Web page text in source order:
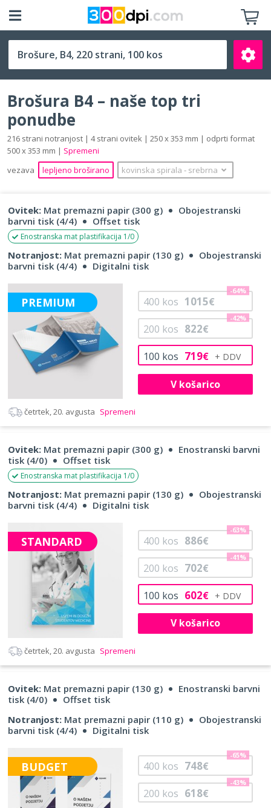
B4 (250 x 353 mm)
Išči
Brošura B4 – naše top tri
ponudbe
216 strani notranjost | 4 strani ovitek | 250 x 353 mm | odprti format
500 x 353 mm | Spremeni
vezava
lepljeno broširano kovinska spirala ‐ srebrna
Ovitek: Mat premazni papir (300 g)
Obojestranski
barvni tisk (4/4)
Offset tisk
Enostranska mat plastifikacija 1/0
Notranjost: Mat premazni papir (130 g)
Obojestranski
barvni tisk (4/4)
Digitalni tisk
PREMIUM
100 kos 719€
200 kos 822€
-42%
400 kos 1015€
-64%
V košarico
četrtek, 20. avgusta Spremeni
Ovitek: Mat premazni papir (300 g)
Enostranski barvni
tisk (4/0)
Offset tisk
Enostranska mat plastifikacija 1/0
Notranjost: Mat premazni papir (130 g)
Obojestranski
barvni tisk (4/4)
Digitalni tisk
STANDARD
100 kos 602€
200 kos 702€
-41%
400 kos 886€
-63%
V košarico
četrtek, 20. avgusta Spremeni
Ovitek: Mat premazni papir (130 g)
Enostranski barvni
tisk (4/0)
Offset tisk
Notranjost: Mat premazni papir (110 g)
Obojestranski
barvni tisk (4/4)
Digitalni tisk
BUDGET
200 kos 618€
-43%
400 kos 748€
-65%